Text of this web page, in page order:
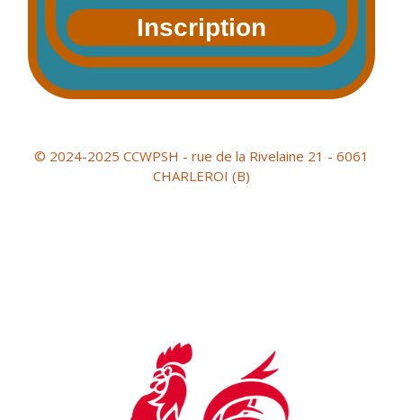
Inscription
© 2024-2025 CCWPSH - rue de la Rivelaine 21 - 6061
CHARLEROI (B)